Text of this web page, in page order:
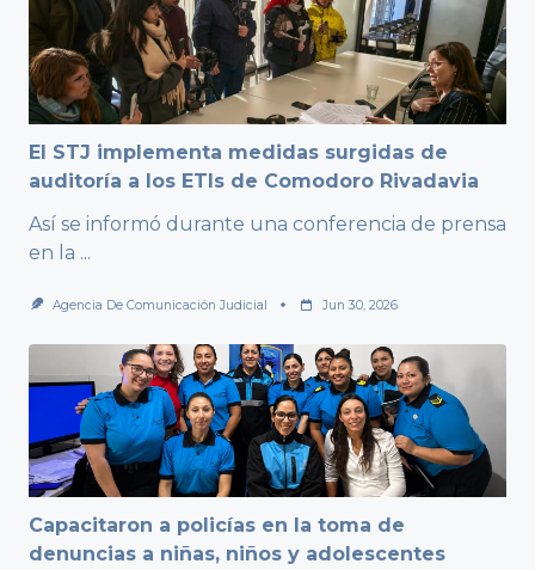
El STJ implementa medidas surgidas de
auditoría a los ETIs de Comodoro Rivadavia
Así se informó durante una conferencia de prensa
en la ...
Agencia De Comunicación Judicial Jun 30, 2026
Capacitaron a policías en la toma de
denuncias a niñas, niños y adolescentes